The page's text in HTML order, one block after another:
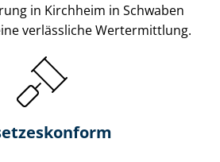
in Kirchheim in Schwaben
verlässliche Wertermittlung.